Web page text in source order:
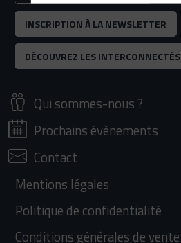
INSCRIPTION À LA NEWSLETTER
DÉCOUVREZ LES INTERCONNECTÉS
Qui sommes-nous ?
Prochains évènements
Contact
Mentions légales
Politique de confidentialité
Conditions générales de vente